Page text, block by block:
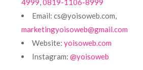
4999,0819-1106-8999
Email: cs@yoisoweb.com,
marketingyoisoweb@gmail.com
Website:yoisoweb.com
Instagram:@yoisoweb